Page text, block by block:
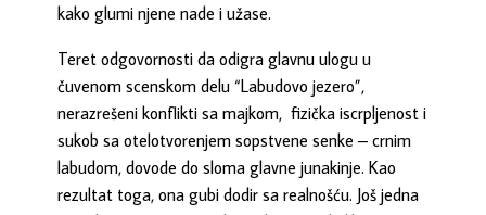
kako glumi njene nade i užase.
Teret odgovornosti da odigra glavnu ulogu u
čuvenom scenskom delu “Labudovo jezero”,
nerazrešeni konflikti sa majkom, fizička iscrpljenost i
sukob sa otelotvorenjem sopstvene senke – crnim
labudom, dovode do sloma glavne junakinje. Kao
rezultat toga, ona gubi dodir sa realnošću. Još jedna